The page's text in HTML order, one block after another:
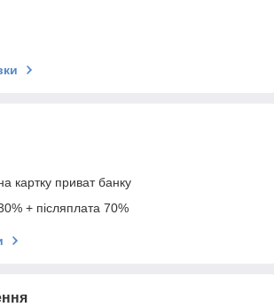
картку приват банку
+ післяплата 70%